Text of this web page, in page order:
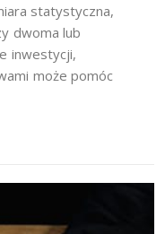
statystyczna,
dwoma lub
inwestycji,
może pomóc